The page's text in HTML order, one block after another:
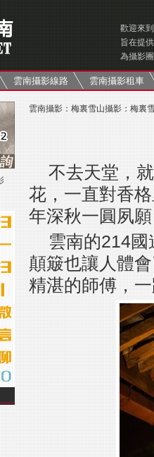
歡迎來
旨在提供
為攝影
雲南攝影線路 雲南攝影租車
雲南攝影 ： 梅裏雪山攝影 ： 梅裏
不去天堂，
花，一直對香
年深秋一圓夙
雲南的214
顛簸也讓人體
精湛的師傅，